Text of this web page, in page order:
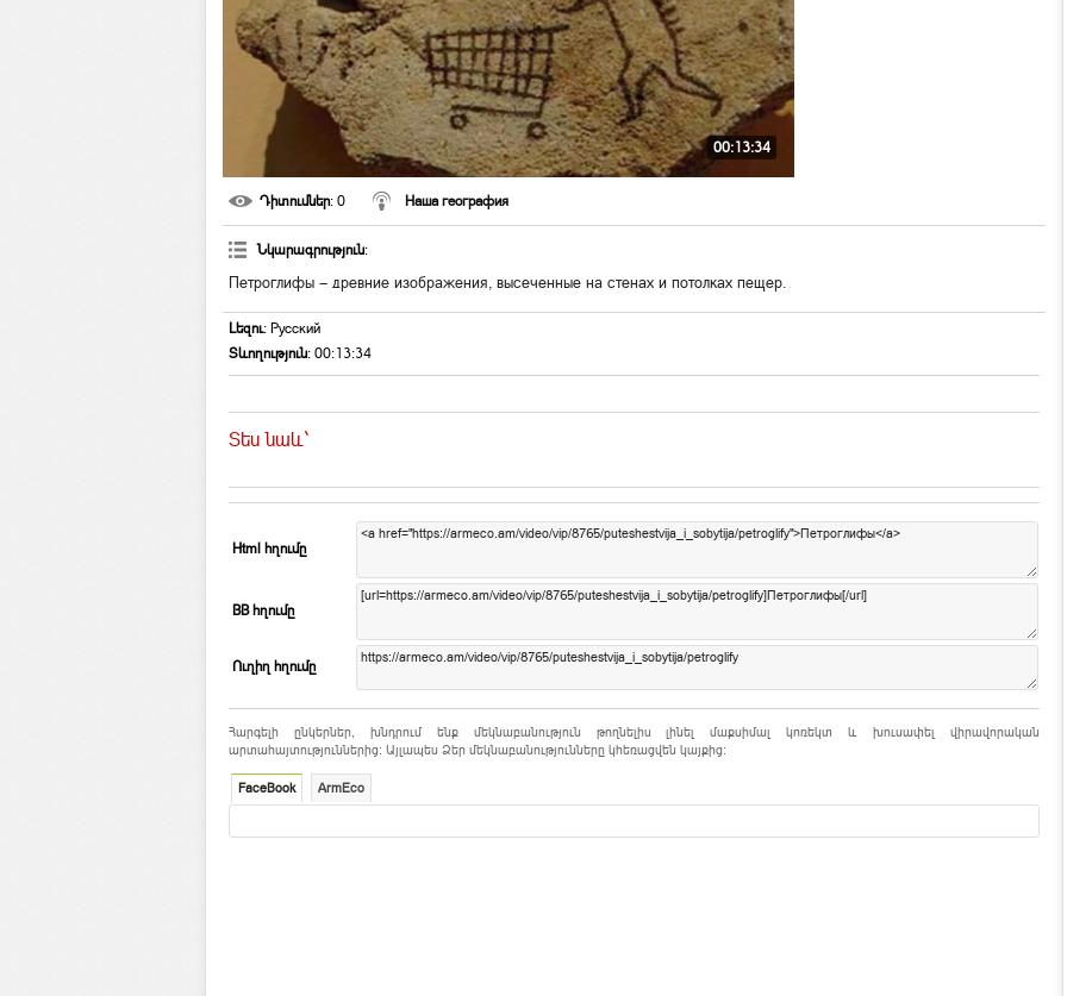
00:13:34
Դիտումներ: 0 Наша география
Նկարագրություն:
Петроглифы — древние изображения, высеченные на стенах и потолках пещер.
Լեզու: Русский
Տևողություն: 00:13:34
Տես նաև`
Html հղումը
BB հղումը
Ուղիղ հղումը
Հարգելի ընկերներ, խնդրում ենք մեկնաբանություն թողնելիս լինել մաքսիմալ կոռեկտ և խուսափել վիրավորական
արտահայտություններից: Այլապես Ձեր մեկնաբանությունները կհեռացվեն կայքից:
FaceBook ArmEco